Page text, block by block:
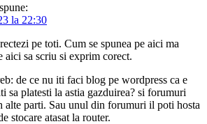
spune:
la 22:30
pe toti. Cum se spunea pe aici ma
aici sa scriu si exprim corect.
de ce nu iti faci blog pe wordpress ca e
sa platesti la astia gazduirea? si forumuri
alte parti. Sau unul din forumuri il poti hosta
stocare atasat la router.